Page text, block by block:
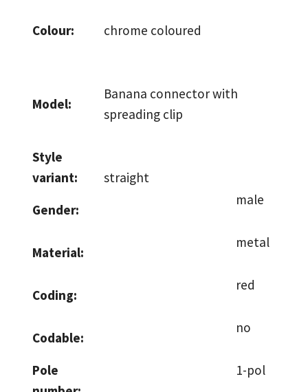
Colour: chrome coloured
Model:
Banana connector with
spreading clip
Style
variant:
straight
Gender:
male
Material:
metal
Coding:
red
Codable:
no
Pole
1-pol